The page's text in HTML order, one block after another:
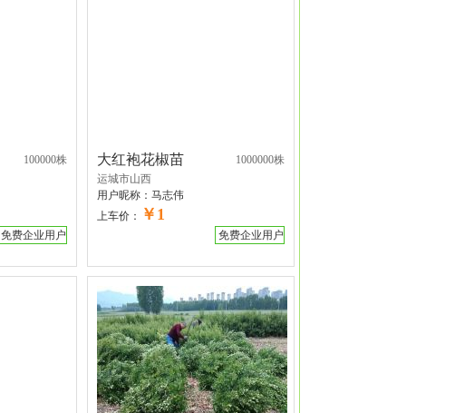
100000株
免费企业用户
大红袍花椒苗
1000000株
运城市山西
用户昵称： 马志伟
上车价：
￥1
免费企业用户